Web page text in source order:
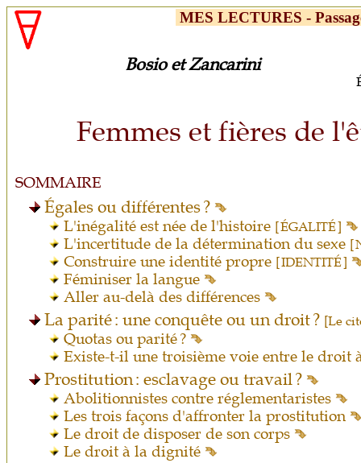
MES LECTURES -
Bosio et Zancarini
Femmes et fières de
SOMMAIRE
Égales ou différentes ?
L'inégalité est née de l'histoire [ ÉGALITÉ ]
L'incertitude de la détermination du sexe [
Construire une identité propre [ IDENTITÉ ]
Féminiser la langue
Aller au-delà des différences
La parité : une conquête ou un droit ? [Le
Quotas ou parité ?
Existe-t-il une troisième voie entre le droit
Prostitution : esclavage ou travail ?
Abolitionnistes contre réglementaristes
Les trois façons d'affronter la prostitution
Le droit de disposer de son corps
Le droit à la dignité